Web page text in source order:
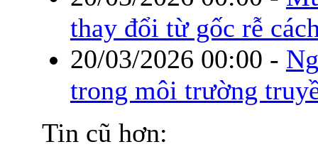
thay đổi từ gốc rễ
20/03/2026 00:00 -
trong môi trường
Tin cũ hơn: